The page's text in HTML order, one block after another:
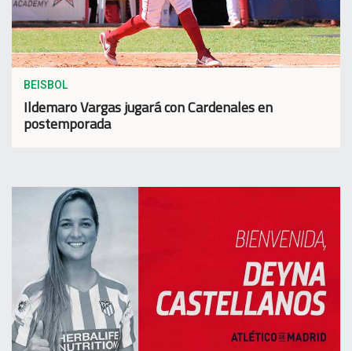
BEISBOL
Ildemaro Vargas jugará con Cardenales en
postemporada